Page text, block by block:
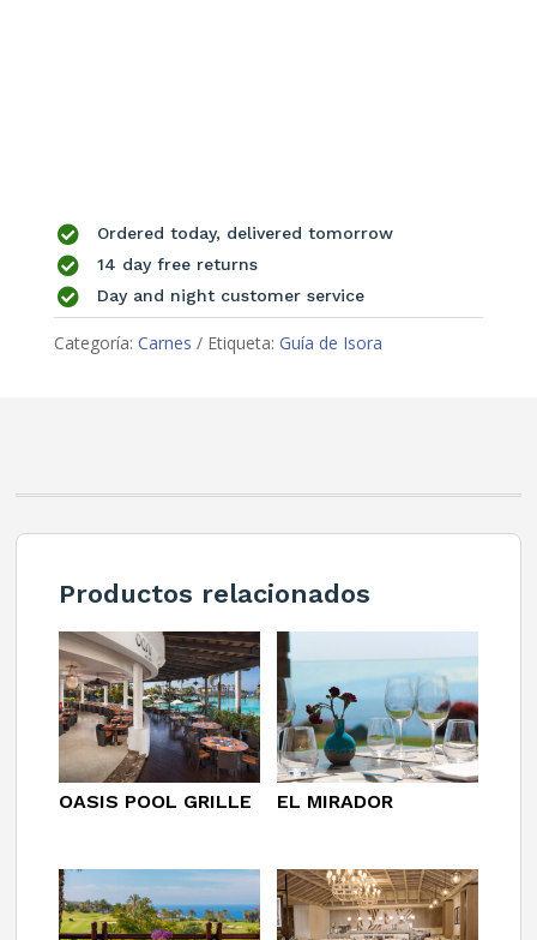
 Ordered today, delivered tomorrow
 14 day free returns
 Day and night customer service
Categoría: Carnes Etiqueta: Guía de Isora
Productos relacionados
OASIS POOL GRILLE EL MIRADOR